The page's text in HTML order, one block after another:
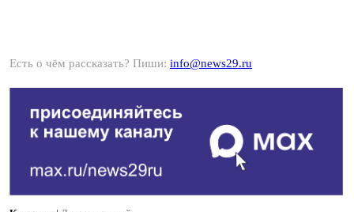
Есть о чём рассказать? Пиши: info@news29.ru